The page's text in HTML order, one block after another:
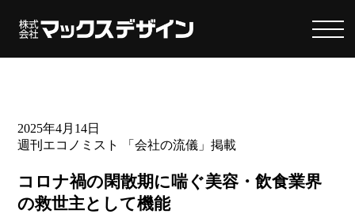
2025年4月14日
週刊エコノミスト 「会社の流儀」掲載
コロナ禍の閑散期に喘ぐ美容・飲食業界
の救世主として機能